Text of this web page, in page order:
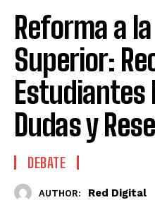
Reforma a
Superior:
Dudas y
DEBATE
AUTHOR: Red Digital